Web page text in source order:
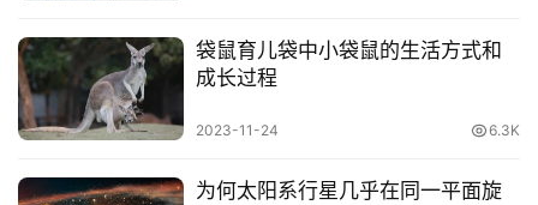
袋鼠育儿袋中小袋鼠的生活方式和
成长过程
2023-11-24 6.3K
为何太阳系行星几乎在同一平面旋